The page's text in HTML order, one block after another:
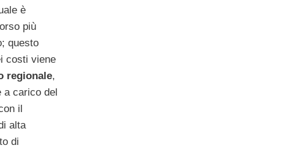
è
più
questo
costi viene
regionale,
a carico del
il
alta
di